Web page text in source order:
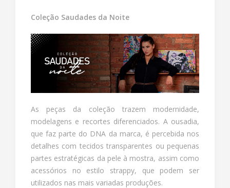
Coleção Saudades da Noite
As peças da coleção trazem modernidade,
modelagens e recortes diferenciados. A ousadia,
que faz parte do DNA da marca, é percebida nos
detalhes com tecidos transparentes ou pequenas
partes estratégicas da pele à mostra, assim como
acessórios no estilo strappy, que podem ser
utilizados nas mais variadas produções.